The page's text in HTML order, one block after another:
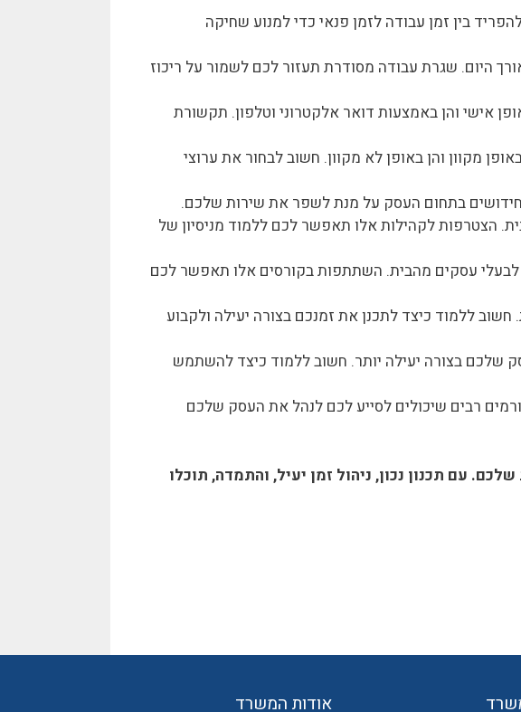
בין זמן עבודה לזמן פנאי כדי למנוע שחיקה
היום. שגרת עבודה מסודרת תעזור לכם לשמור על ריכוז
אישי והן באמצעות דואר אלקטרוני וטלפון. תקשורת
מקוון והן באופן לא מקוון. חשוב לבחור את ערוצי
בתחום העסק על מנת לשפר את שירות שלכם.
הצטרפות לקהילות אלו תאפשר לכם ללמוד מניסיון של
לבעלי עסקים מהבית. השתתפות בקורסים אלו תאפשר לכם
ללמוד כיצד לתכנן את זמנכם בצורה יעילה ולקבוע
שלכם בצורה יעילה יותר. חשוב ללמוד כיצד להשתמש
רבים שיכולים לסייע לכם לנהל את העסק שלכם
עם תכנון נכון, ניהול זמן יעיל, והתמדה, תוכלו
אודות המשרד